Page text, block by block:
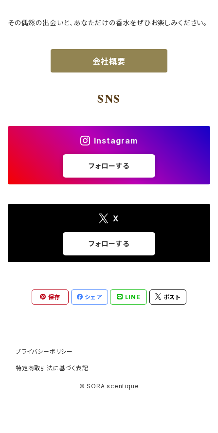
その偶然の出会いと、あなただけの香水をぜひお楽しみください。
会社概要
SNS
Instagram
フォローする
X
フォローする
保存 シェア LINE ポスト
プライバシーポリシー
特定商取引法に基づく表記
© SORA scentique